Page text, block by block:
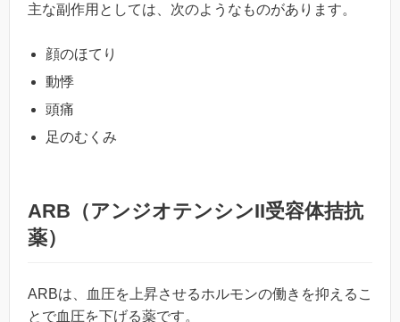
主な副作用としては、次のようなものがあります。
顔のほてり
動悸
頭痛
足のむくみ
ARB（アンジオテンシンII受容体拮抗
薬）
ARBは、血圧を上昇させるホルモンの働きを抑えるこ
とで血圧を下げる薬です。